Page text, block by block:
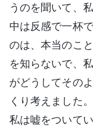
うのを聞いて、
中は反感で一杯
のは、本当のこ
を知らないで、
がどうしてその
くり考えました
私は嘘をついて